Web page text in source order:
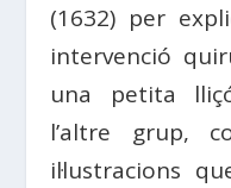
(1632) per
intervenció
una petita
l’altre grup,
il·lustracions